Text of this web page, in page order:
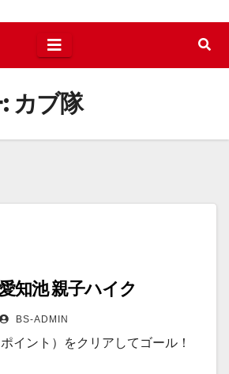
カブ隊
知池 親子ハイク
BS-ADMIN
イント）をクリアしてゴール！